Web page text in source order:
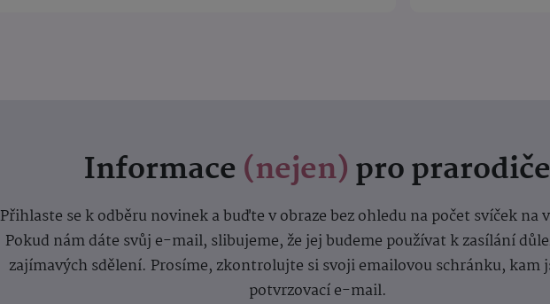
Informace (nejen)pro prarodiče
Přihlaste se k odběru novinek a buďte v obraze bez ohledu na počet svíček na
Pokud nám dáte svůj e-mail, slibujeme, že jej budeme používat k zasílání
zajímavých sdělení. Prosíme, zkontrolujte si svoji emailovou schránku, kam
potvrzovací e-mail.